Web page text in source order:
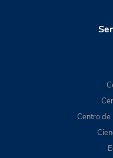
Centro de